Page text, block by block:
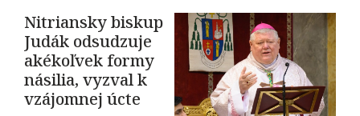
Nitriansky biskup
Judák odsudzuje
akékoľvek formy
násilia, vyzval k
vzájomnej úcte